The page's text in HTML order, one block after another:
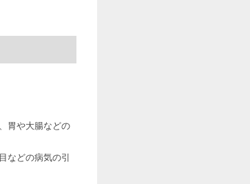
胃や大腸などの
などの病気の引